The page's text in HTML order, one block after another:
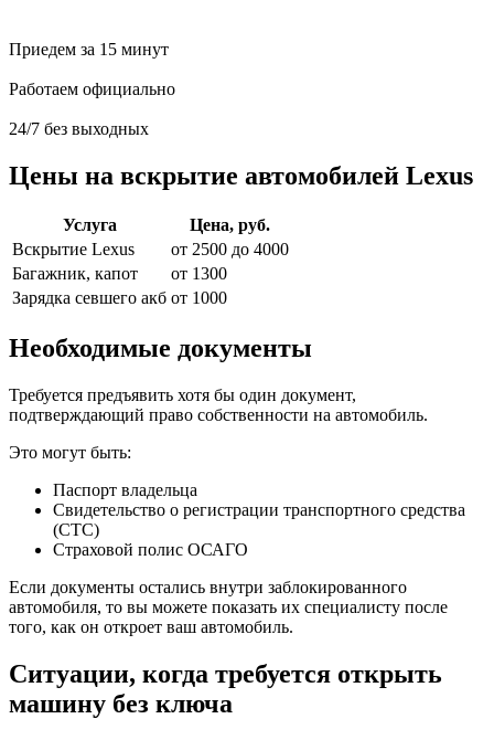
Приедем за 15 минут
Работаем официально
24/7 без выходных
Цены на вскрытие автомобилей Lexus
Услуга
Цена, руб.
Вскрытие Lexus
от 2500 до 4000
Багажник, капот
от 1300
Зарядка севшего акб от 1000
Необходимые документы
Требуется предъявить хотя бы один документ,
подтверждающий право собственности на автомобиль.
Это могут быть:
Паспорт владельца
Свидетельство о регистрации транспортного средства
(СТС)
Страховой полис ОСАГО
Если документы остались внутри заблокированного
автомобиля, то вы можете показать их специалисту после
того, как он откроет ваш автомобиль.
Ситуации, когда требуется открыть
машину без ключа